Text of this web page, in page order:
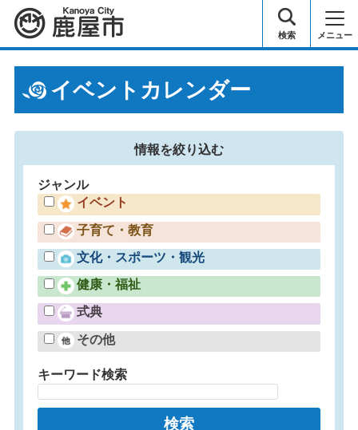
鹿屋市 検索 メニュー
イベントカレンダー
情報を絞り込む
ジャンル
イベント
子育て・教育
文化・スポーツ・観光
健康・福祉
式典
その他
キーワード検索